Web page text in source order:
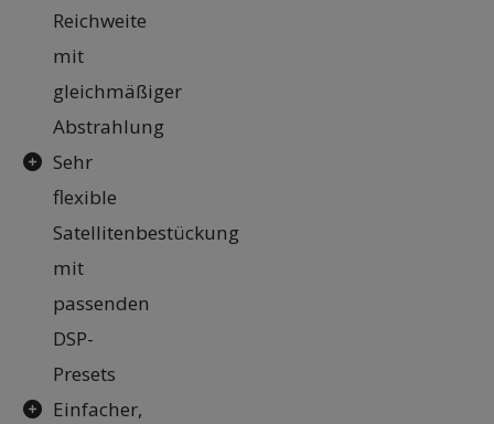
Reichweite
mit
gleichmäßiger
Abstrahlung
Sehr
flexible
Satellitenbestückung
mit
passenden
DSP-
Presets
Einfacher,